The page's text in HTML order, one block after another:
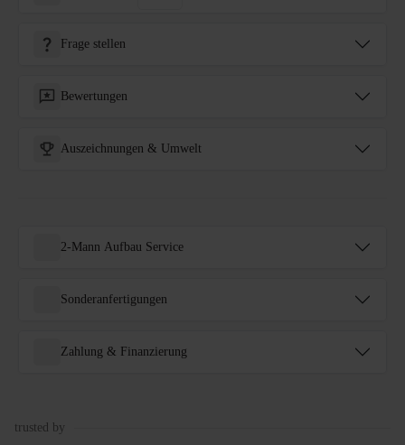
Frage stellen
Bewertungen
Auszeichnungen & Umwelt
2-Mann Aufbau Service
Sonderanfertigungen
Zahlung & Finanzierung
trusted by